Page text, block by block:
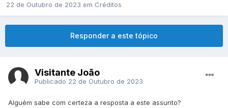
22 de Outubro de 2023 em Créditos
Responder a este tópico
Visitante João
Publicado 22 de Outubro de 2023
Alguém sabe com certeza a resposta a este assunto?